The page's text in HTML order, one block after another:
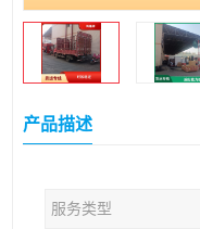
产品描述
服务类型